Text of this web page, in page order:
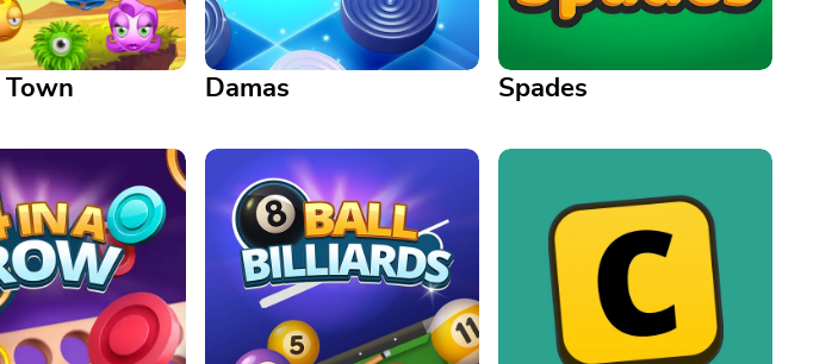
Town
popping
with charm and
Damas
Damas
Outsmart your opponent in this
timeless strategy game
Spades
Supera a tus rivales, gana
bazas y domina el palo de
triunfo